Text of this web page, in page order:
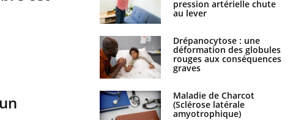
pression artérielle chute
au lever
Drépanocytose : une
déformation des globules
rouges aux conséquences
graves
Maladie de Charcot
(Sclérose latérale
amyotrophique)